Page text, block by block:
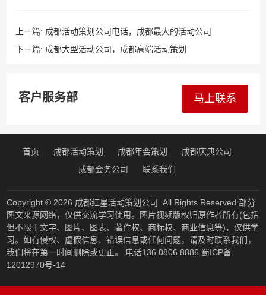
上一篇: 成都活动策划公司电话，成都最大的活动公司
下一篇: 成都大型活动公司，成都高端活动策划
客户服务部 马上联系
首页 成都活动策划 成都年会策划
成都庆典公司
成都会务公司
联系我们
Copyright © 2026 成都红星活动策划公司 All Rights Reserved 部分
图文来源网络，仅供交流学习使用。图片视频版权归原作者所有(包括
但不限于文字、图片、图表、著作权、商标权、商业信息等)，仅供学
习。如有侵权、虚假信息、错误信息或任何问题，请及时联系我们，
我们将在第一时间删除或更正。 电话136 0806 8886 蜀ICP备
12012970号-14